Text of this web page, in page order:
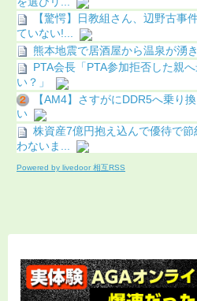
【驚愕】日教組さん、辺野古事
ていない!...
熊本地震で居酒屋から温泉が湧
PTA会長「PTA参加拒否した親
い？」
【AM4】さすがにDDR5へ乗り
い
株資産7億円抱え込んで優待で
わないま...
Powered by livedoor 相互RSS